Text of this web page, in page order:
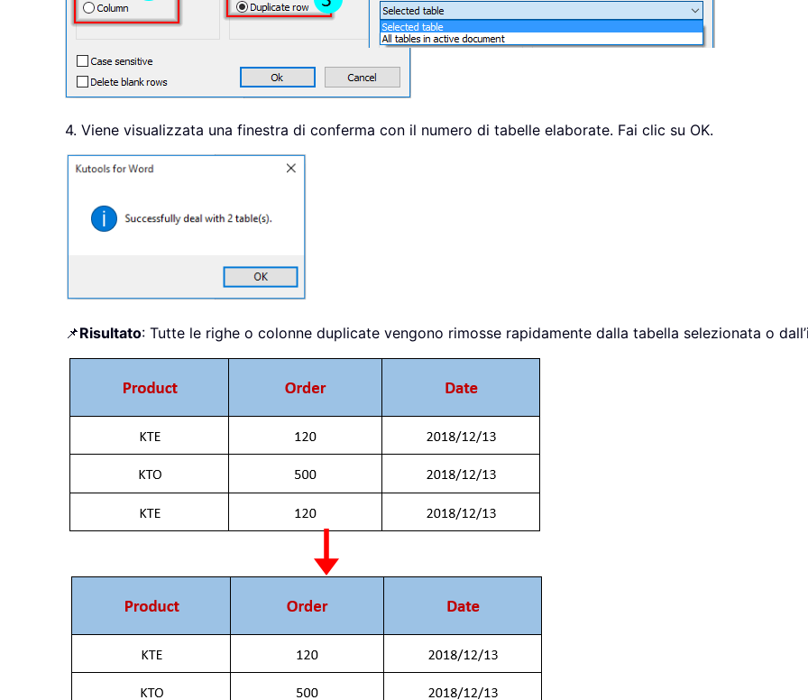
4. Viene visualizzata una finestra di conferma con il numero di tabelle elaborate. Fai clic su OK.
📌Risultato: Tutte le righe o colonne duplicate vengono rimosse rapidamente dalla tabella selezionata o